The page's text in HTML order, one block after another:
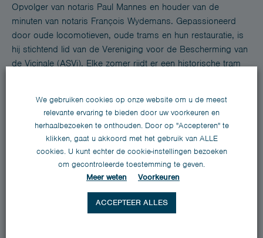
Opvolger van notaris Paul Mannes en houder van de
minuten van notaris François Wydemans. Gepassioneerd
door oude locomotieven, oude trams en hun restauratie, is
hij stichtend lid van de Vereniging voor de Bescherming van
de Vicinale (ASVi). Elke zomer rijdt er een historische tram
Notaris sinds 1989
Frans, Nederlands en Engels
We gebruiken cookies op onze website om u de meest
relevante ervaring te bieden door uw voorkeuren en
herhaalbezoeken te onthouden. Door op "Accepteren" te
klikken, gaat u akkoord met het gebruik van ALLE
cookies. U kunt echter de cookie-instellingen bezoeken
om gecontroleerde toestemming te geven.
Meer weten
Voorkeuren
ACCEPTEER ALLES